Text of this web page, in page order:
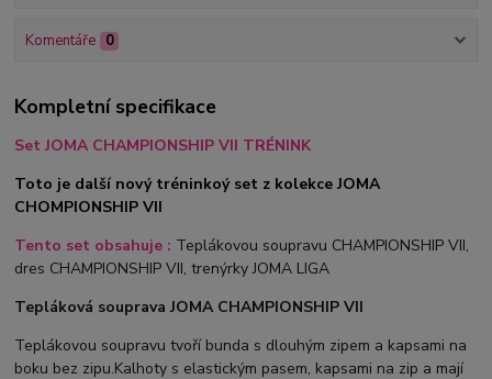
Komentáře 0
Kompletní specifikace
Set JOMA CHAMPIONSHIP VII TRÉNINK
Toto je další nový tréninkoý set z kolekce JOMA
CHOMPIONSHIP VII
Tento set obsahuje : Teplákovou soupravu CHAMPIONSHIP VII,
dres CHAMPIONSHIP VII, trenýrky JOMA LIGA
Tepláková souprava JOMA CHAMPIONSHIP VII
Teplákovou soupravu tvoří bunda s dlouhým zipem a kapsami na
boku bez zipu.Kalhoty s elastickým pasem, kapsami na zip a mají